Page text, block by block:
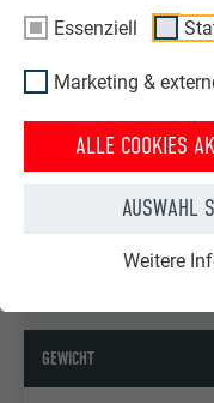
Essenziell
Marketing &
ALLE COOKIES
AUSWAHL
Weitere
PRODUKTBOX
DACHSCHINDEL
MATERIAL
GEWICHT